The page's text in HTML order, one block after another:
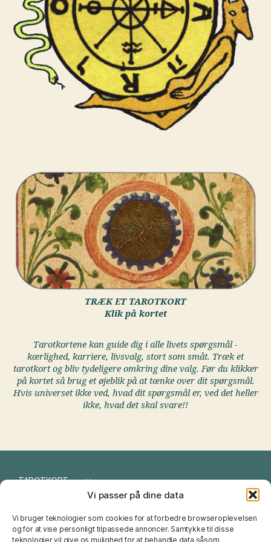
Vi passer på dine data
Vi bruger teknologier som cookies for at forbedre browseroplevelsen
og for at vise personligt tilpassede annoncer. Samtykke til disse
teknologier vil give os mulighed for at behandle data såsom
TRÆK ET TAROTKORT
Klik på kortet
Tarotkortene kan guide dig i alle livets spørgsmål -
kærlighed, karriere, livsvalg, stort som småt. Træk et
tarotkort og bliv tydeligere omkring dine valg. Før du klikker
på kortet så brug et øjeblik på at tænke over dit spørgsmål.
Hvis universet ikke ved, hvad dit spørgsmål er, ved det heller
ikke, hvad det skal svare!!
TAROTKORT
NUMEROLOGI